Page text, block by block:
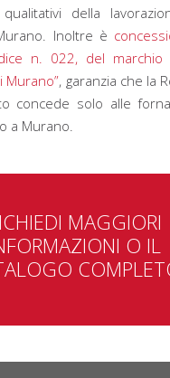
della
Inoltre è
n. 022, del marchio
Murano”, garanzia che la
concede solo alle
a Murano.
MAGGIORI
O IL